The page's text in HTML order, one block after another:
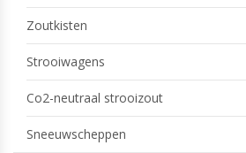
Zoutkisten
Strooiwagens
Co2-neutraal strooizout
Sneeuwscheppen